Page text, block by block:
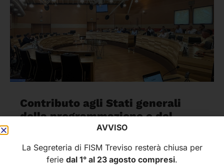
Contributo agli Stati generali
della programmazione e del
bilancio del Veneto
31 Luglio 2026
AVVISO
La Segreteria di FISM Treviso resterà chiusa per
ferie dal 1° al 23 agosto compresi.